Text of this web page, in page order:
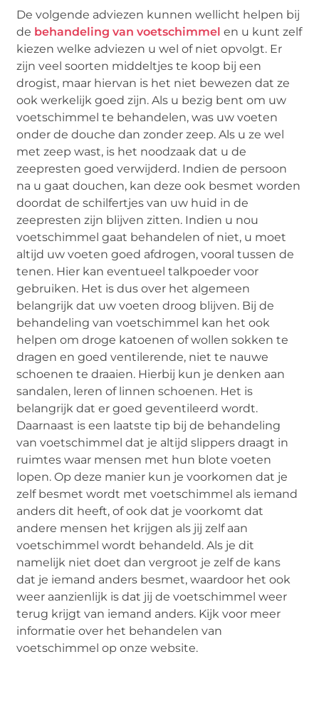
De volgende adviezen kunnen wellicht helpen bij
de behandeling van voetschimmel en u kunt zelf
kiezen welke adviezen u wel of niet opvolgt. Er
zijn veel soorten middeltjes te koop bij een
drogist, maar hiervan is het niet bewezen dat ze
ook werkelijk goed zijn. Als u bezig bent om uw
voetschimmel te behandelen, was uw voeten
onder de douche dan zonder zeep. Als u ze wel
met zeep wast, is het noodzaak dat u de
zeepresten goed verwijderd. Indien de persoon
na u gaat douchen, kan deze ook besmet worden
doordat de schilfertjes van uw huid in de
zeepresten zijn blijven zitten. Indien u nou
voetschimmel gaat behandelen of niet, u moet
altijd uw voeten goed afdrogen, vooral tussen de
tenen. Hier kan eventueel talkpoeder voor
gebruiken. Het is dus over het algemeen
belangrijk dat uw voeten droog blijven. Bij de
behandeling van voetschimmel kan het ook
helpen om droge katoenen of wollen sokken te
dragen en goed ventilerende, niet te nauwe
schoenen te draaien. Hierbij kun je denken aan
sandalen, leren of linnen schoenen. Het is
belangrijk dat er goed geventileerd wordt.
Daarnaast is een laatste tip bij de behandeling
van voetschimmel dat je altijd slippers draagt in
ruimtes waar mensen met hun blote voeten
lopen. Op deze manier kun je voorkomen dat je
zelf besmet wordt met voetschimmel als iemand
anders dit heeft, of ook dat je voorkomt dat
andere mensen het krijgen als jij zelf aan
voetschimmel wordt behandeld. Als je dit
namelijk niet doet dan vergroot je zelf de kans
dat je iemand anders besmet, waardoor het ook
weer aanzienlijk is dat jij de voetschimmel weer
terug krijgt van iemand anders. Kijk voor meer
informatie over het behandelen van
voetschimmel op onze website.